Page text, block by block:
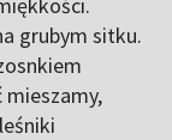
grubym sitku.
mieszamy,